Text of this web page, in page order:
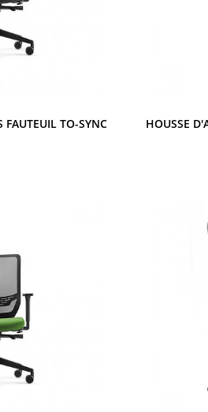
FAUTEUIL TO-SYNC HOUSSE